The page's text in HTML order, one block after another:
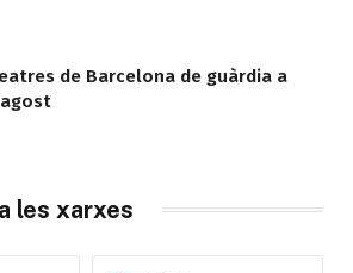
de Barcelona de guàrdia a
les xarxes